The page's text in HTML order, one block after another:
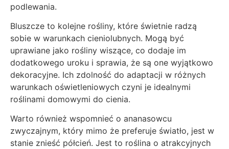
podlewania.
Bluszcze to kolejne rośliny, które świetnie radzą
sobie w warunkach cieniolubnych. Mogą być
uprawiane jako rośliny wiszące, co dodaje im
dodatkowego uroku i sprawia, że są one wyjątkowo
dekoracyjne. Ich zdolność do adaptacji w różnych
warunkach oświetleniowych czyni je idealnymi
roślinami domowymi do cienia.
Warto również wspomnieć o ananasowcu
zwyczajnym, który mimo że preferuje światło, jest w
stanie znieść półcień. Jest to roślina o atrakcyjnych